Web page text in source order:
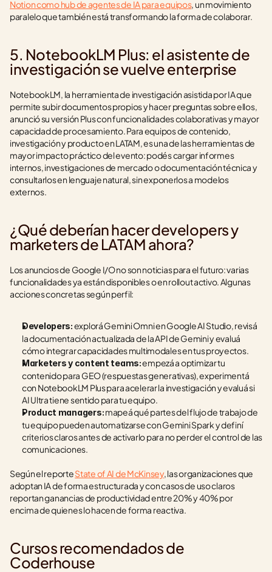
Notion como hub de agentes de IA para equipos, un movimiento
paralelo que también está transformando la forma de colaborar.
5. NotebookLM Plus: el asistente de
investigación se vuelve enterprise
NotebookLM, la herramienta de investigación asistida por IA que
permite subir documentos propios y hacer preguntas sobre ellos,
anunció su versión Plus con funcionalidades colaborativas y mayor
capacidad de procesamiento. Para equipos de contenido,
investigación y producto en LATAM, es una de las herramientas de
mayor impacto práctico del evento: podés cargar informes
internos, investigaciones de mercado o documentación técnica y
consultarlos en lenguaje natural, sin exponerlos a modelos
externos.
¿Qué deberían hacer developers y
marketers de LATAM ahora?
Los anuncios de Google I/O no son noticias para el futuro: varias
funcionalidades ya están disponibles o en rollout activo. Algunas
acciones concretas según perfil:
Developers: explorá Gemini Omni en Google AI Studio, revisá
la documentación actualizada de la API de Gemini y evaluá
cómo integrar capacidades multimodales en tus proyectos.
Marketers y content teams: empezá a optimizar tu
contenido para GEO (respuestas generativas), experimentá
con NotebookLM Plus para acelerar la investigación y evaluá si
AI Ultra tiene sentido para tu equipo.
Product managers: mapeá qué partes del flujo de trabajo de
tu equipo pueden automatizarse con Gemini Spark y definí
criterios claros antes de activarlo para no perder el control de las
comunicaciones.
Según el reporte State of AI de McKinsey, las organizaciones que
adoptan IA de forma estructurada y con casos de uso claros
reportan ganancias de productividad entre 20% y 40% por
encima de quienes lo hacen de forma reactiva.
Cursos recomendados de
Coderhouse